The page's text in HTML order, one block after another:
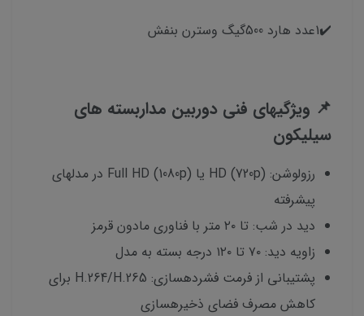
✔️1عدد هارد 500گیگ وسترن بنفش
📌 ویژگیهای فنی دوربین مداربسته های
سیلیکون
رزولوشن: HD (720p) یا Full HD (1080p) در مدلهای
پیشرفته
دید در شب: تا ۲۰ متر با فناوری مادون قرمز
زاویه دید: ۷۰ تا ۱۲۰ درجه بسته به مدل
پشتیبانی از فرمت فشردهسازی: H.264/H.265 برای
کاهش مصرف فضای ذخیرهسازی